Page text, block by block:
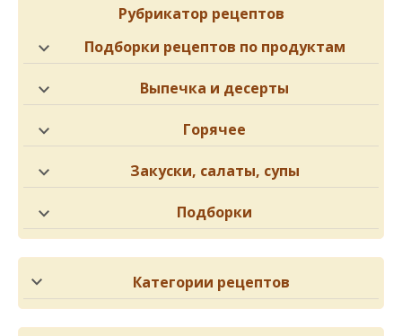
Рубрикатор рецептов
Подборки рецептов по продуктам
Выпечка и десерты
Горячее
Закуски, салаты, супы
Подборки
Категории рецептов